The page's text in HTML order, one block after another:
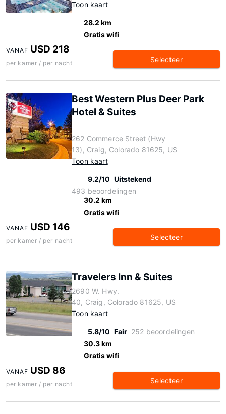
Toon kaart
28.2 km
Gratis wifi
VANAF USD 218
per kamer / per nacht Selecteer
Best Western Plus Deer Park
Hotel & Suites
262 Commerce Street (Hwy
13), Craig, Colorado 81625, US
Toon kaart
9.2/10 Uitstekend
493 beoordelingen
30.2 km
Gratis wifi
VANAF USD 146
per kamer / per nacht Selecteer
Travelers Inn & Suites
2690 W. Hwy.
40, Craig, Colorado 81625, US
Toon kaart
5.8/10 Fair 252 beoordelingen
30.3 km
Gratis wifi
VANAF USD 86
per kamer / per nacht Selecteer